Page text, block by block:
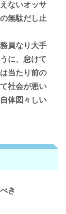
ないオッサ
無駄だし止
員なり大手
に、怠けて
当たり前の
社会が悪い
体図々しい
き